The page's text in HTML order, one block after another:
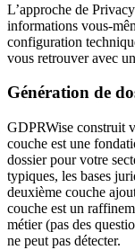
L’approche de
informations vous-
configuration
vous retrouver avec
Génération de
GDPRWise construit
couche est une
dossier pour votre
typiques, les bases
deuxième couche
couche est un
métier (pas des
ne peut pas détecter.